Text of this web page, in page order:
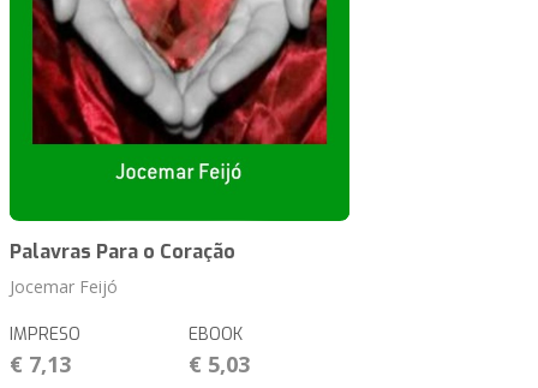
Palavras Para o Coração
Jocemar Feijó
IMPRESO
€ 7,13
EBOOK
€ 5,03